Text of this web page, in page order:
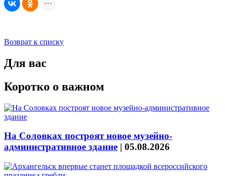
Возврат к списку
Для вас
Коротко о важном
На Соловках построят новое музейно-
административное здание | 05.08.2026